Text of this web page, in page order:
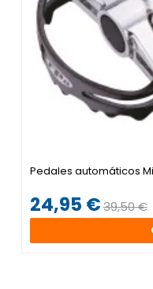
Pedales automáticos
24,95 €39,50 €